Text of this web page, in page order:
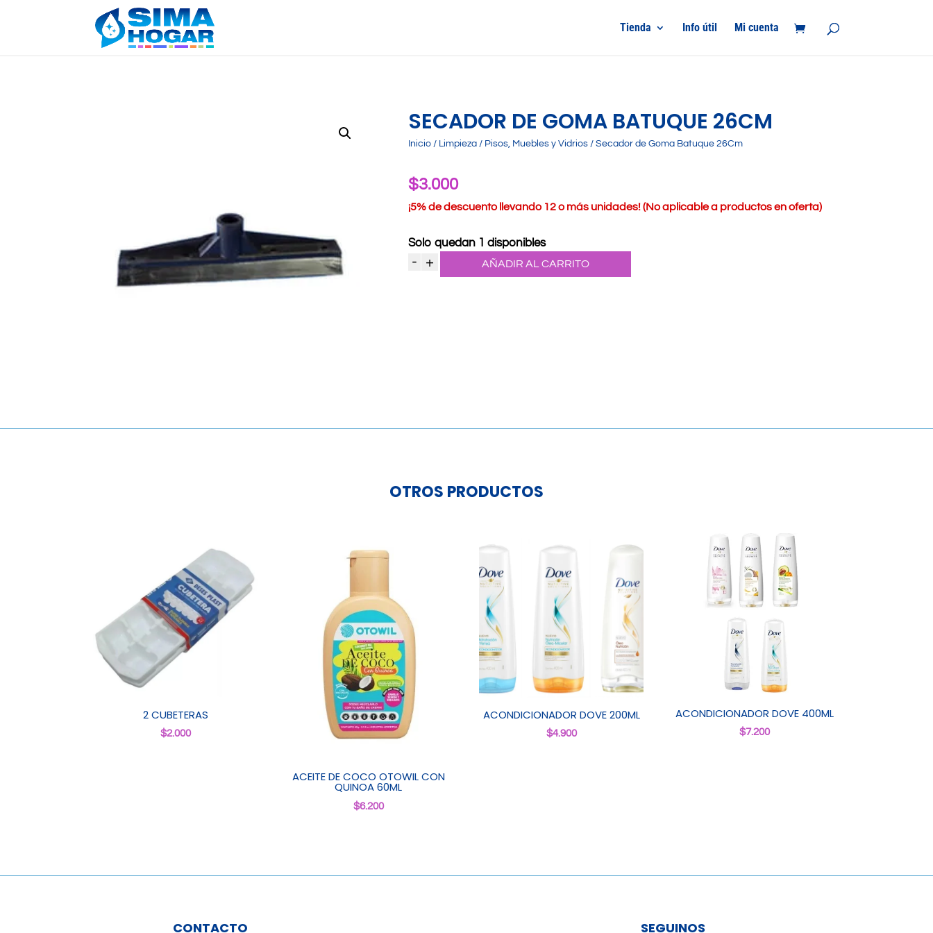
Tienda Info útil Mi cuenta
SECADOR DE GOMA BATUQUE 26CM
Inicio / Limpieza / Pisos, Muebles y Vidrios / Secador de Goma Batuque 26Cm
$3.000
¡5% de descuento llevando 12 o más unidades! (No aplicable a productos en oferta)
Solo quedan 1 disponibles
-
Secador
+ AÑADIR AL CARRITO
OTROS PRODUCTOS
2 CUBETERAS
$2.000
ACEITE DE COCO OTOWIL CON
QUINOA 60ML
$6.200
ACONDICIONADOR DOVE 200ML
$4.900
ACONDICIONADOR DOVE 400ML
$7.200
CONTACTO SEGUINOS